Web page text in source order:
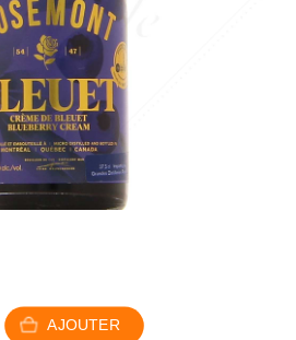
AJOUTER